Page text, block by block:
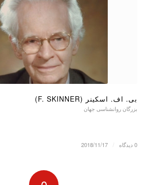
بی. اف. اسکینر (F. SKINNER)
بزرگان روانشناسی جهان
0 دیدگاه 2018/11/17